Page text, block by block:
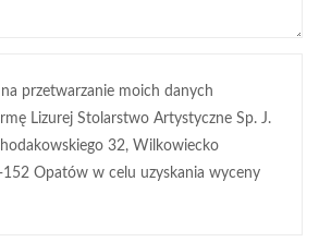
przetwarzanie moich danych
Lizurej Stolarstwo Artystyczne Sp. J.
32, Wilkowiecko
Opatów w celu uzyskania wyceny